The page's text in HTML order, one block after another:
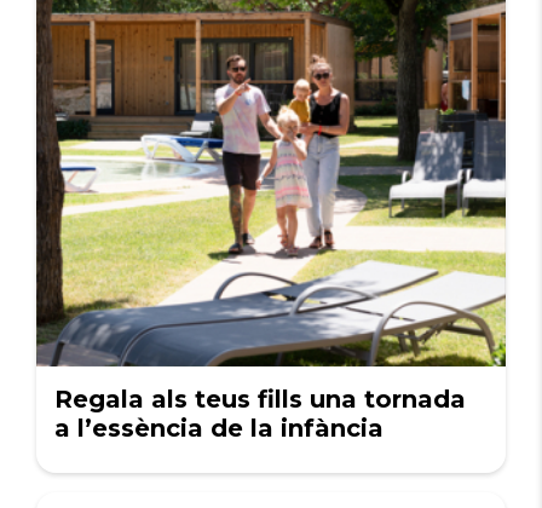
Regala als teus fills una tornada
a l’essència de la infància